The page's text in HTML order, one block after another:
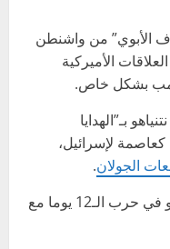
الأبوي” من واشنطن
الأميركية
بشكل خاص.
بـ”الهدايا
لإسرائيل،
الجولان.
الـ12 يوما مع